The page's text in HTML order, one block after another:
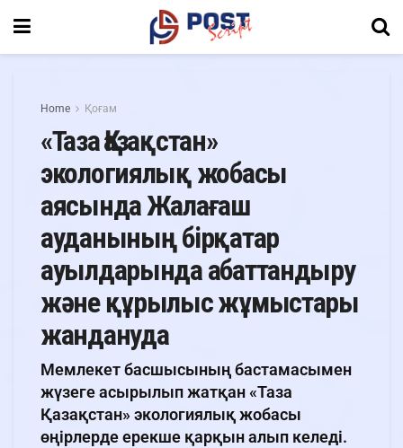
Home Қоғам
«Таза Қазақстан»
экологиялық жобасы
аясында Жалағаш
ауданының бірқатар
ауылдарында абаттандыру
және құрылыс жұмыстары
жандануда
Мемлекет басшысының бастамасымен
жүзеге асырылып жатқан «Таза
Қазақстан» экологиялық жобасы
өңірлерде ерекше қарқын алып келеді.